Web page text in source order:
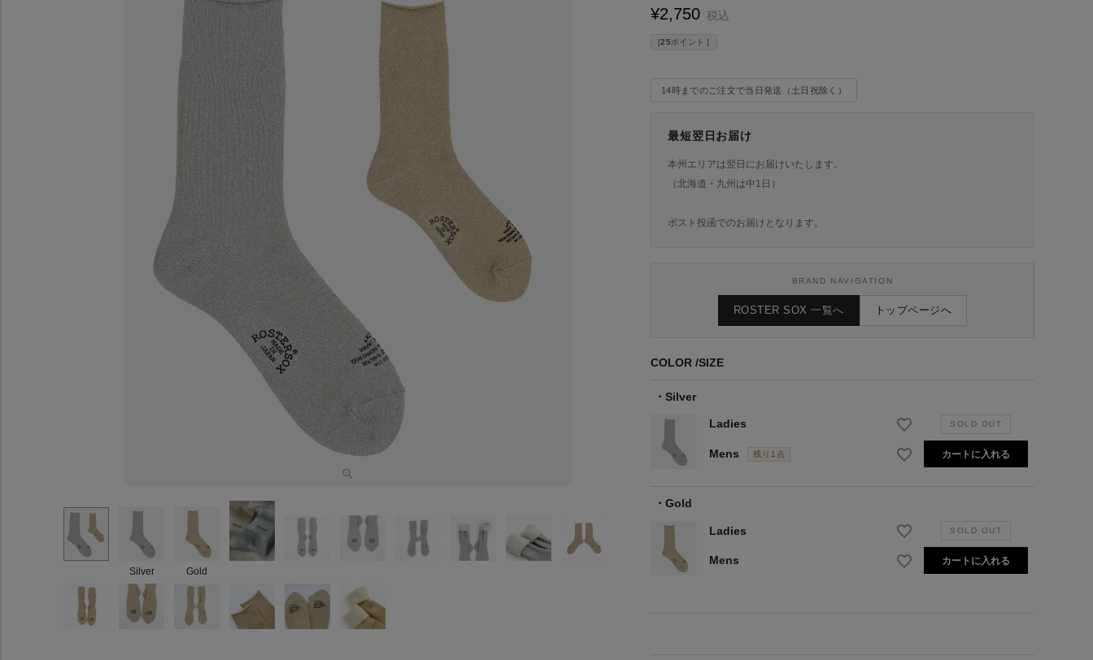
Silver Gold
¥2,750 税込
[25ポイント ]
14時までのご注文で当日発送（土日祝除く）
最短翌日お届け
本州エリアは翌日にお届けいたします。
（北海道・九州は中1日）
ポスト投函でのお届けとなります。
BRAND NAVIGATION
ROSTER SOX 一覧へ トップページへ
COLOR SIZE
Silver
Ladies
Mens 残り1点 カートに入れる
Gold
Ladies
Mens カートに入れる